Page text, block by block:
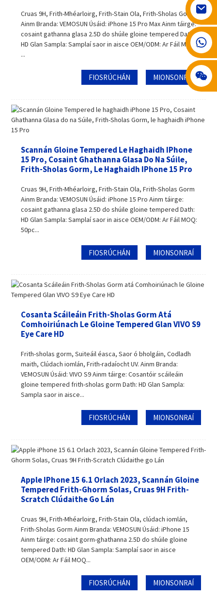
008617602075192
Cruas 9H, Frith-Mhéarloirg, Frith-Stain Ola, Frith-Sholas Gorm
Ainm Branda: VEMOSUN Úsáid: iPhone 15 Pro Max Ainm táirge:
cosaint gathanna glasa 2.5D do shúile gloine tempered Dath:
HD Glan Sampla: Samplaí saor in aisce OEM/ODM: Ar Fáil MOQ:
...
FIOSRÚCHÁN MIONSONRAÍ
Scannán Gloine Tempered Le Haghaidh IPhone
15 Pro, Cosaint Ghathanna Glasa Do Na Súile,
Frith-Sholas Gorm, Le Haghaidh IPhone 15 Pro
Cruas 9H, Frith-Mhéarloirg, Frith-Stain Ola, Frith-Sholas Gorm
Ainm Branda: VEMOSUN Úsáid: iPhone 15 Pro Ainm táirge:
cosaint gathanna glasa 2.5D do shúile gloine tempered Dath:
HD Glan Sampla: Samplaí saor in aisce OEM/ODM: Ar Fáil MOQ:
50pc...
FIOSRÚCHÁN MIONSONRAÍ
Cosanta Scáileáin Frith-Sholas Gorm Atá
Comhoiriúnach Le Gloine Tempered Glan VIVO S9
Eye Care HD
Frith-sholas gorm, Suiteáil éasca, Saor ó bholgáin, Codladh
maith, Clúdach iomlán, Frith-radaíocht UV. Ainm Branda:
VEMOSUN Úsáid: VIVO S9 Ainm táirge: Cosantóir scáileáin
gloine tempered frith-sholas gorm Dath: HD Glan Sampla:
Sampla saor in aisce...
FIOSRÚCHÁN MIONSONRAÍ
Apple IPhone 15 6.1 Orlach 2023, Scannán Gloine
Tempered Frith-Ghorm Solas, Cruas 9H Frith-
Scratch Clúdaithe Go Lán
Cruas 9H, Frith-Mhéarloirg, Frith-Stain Ola, clúdach iomlán,
Frith-Sholas Gorm Ainm Branda: VEMOSUN Úsáid: iPhone 15
Ainm táirge: cosaint gorm-ghathanna 2.5D do shúile gloine
tempered Dath: HD Glan Sampla: Samplaí saor in aisce
OEM/ODM: Ar Fáil MOQ...
FIOSRÚCHÁN MIONSONRAÍ